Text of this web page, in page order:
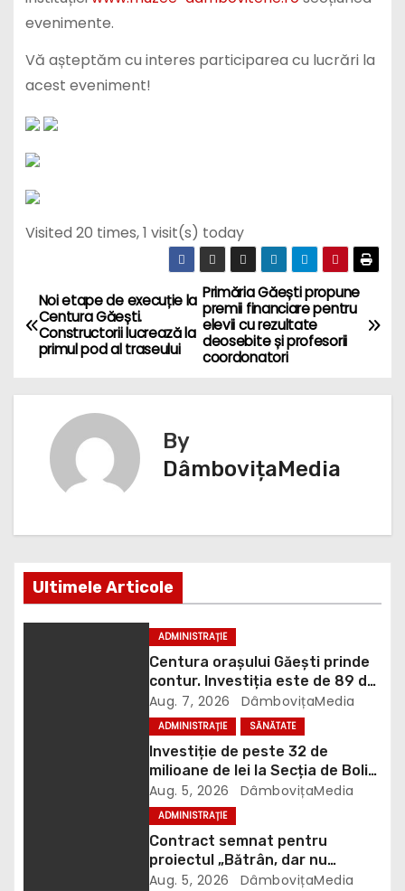
evenimente.
Vă așteptăm cu interes participarea cu lucrări la
acest eveniment!
Visited 20 times, 1 visit(s) today
N
a
r
e
î
Primăria Găești propune
premii financiare pentru
elevii cu rezultate
deosebite și profesorii
coordonatori
Noi etape de execuție la
Centura Găești.
Constructorii lucrează la
primul pod al traseului
By
DâmbovițaMedia
Ultimele Articole
ADMINISTRAȚIE
Centura orașului Găești prinde
contur. Investiția este de 89 de
milioane de lei
Aug. 7, 2026 DâmbovițaMedia
ADMINISTRAȚIE SĂNĂTATE
Investiție de peste 32 de
milioane de lei la Secția de Boli
Infecțioase din Târgoviște
Aug. 5, 2026 DâmbovițaMedia
ADMINISTRAȚIE
Contract semnat pentru
proiectul „Bătrân, dar nu
singur”. 106 vârstnici vor
Aug. 5, 2026 DâmbovițaMedia